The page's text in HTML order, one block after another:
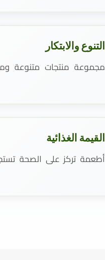
التنوع والابتكار
مجموعة منتجات متنوعة
القيمة الغذائية
أطعمة تركز على الصحة